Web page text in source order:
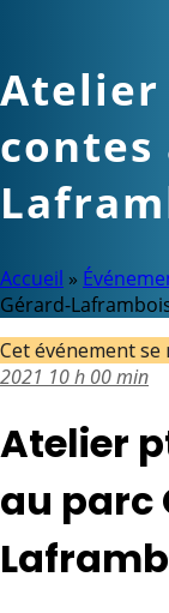
contes
Accueil »
Gérard-
Cet événement se
2021 10 h 00 min
Atelier
au parc